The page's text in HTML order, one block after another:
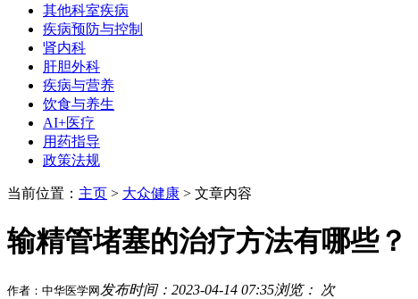
其他科室疾病
疾病预防与控制
肾内科
肝胆外科
疾病与营养
饮食与养生
AI+医疗
用药指导
政策法规
当前位置： 主页 > 大众健康 > 文章内容
输精管堵塞的治疗方法有哪些？
作者：中华医学网 发布时间：2023-04-14 07:35浏览： 次